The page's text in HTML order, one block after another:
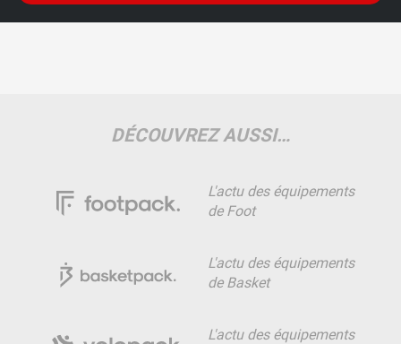
DÉCOUVREZ AUSSI…
L'actu des équipements
de Foot
L'actu des équipements
de Basket
L'actu des équipements